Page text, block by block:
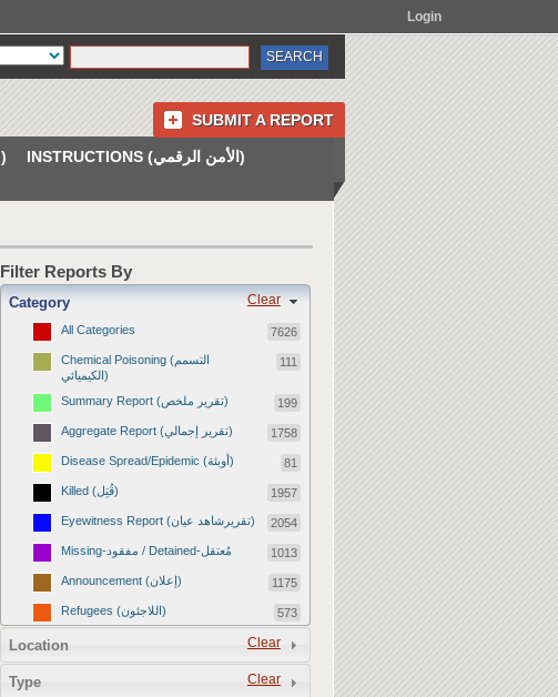
Login
SUBMIT A REPORT
ABOUT US (من نحن)
INSTRUCTIONS (الأمن الرقمي)
Filter Reports By
Clear
Category
All Categories 7626
Chemical Poisoning (التسمم
الكيميائي)
111
Summary Report (تقرير ملخص) 199
Aggregate Report (تقرير إجمالي) 1758
Disease Spread/Epidemic (أوبئة) 81
Killed (قُتِل) 1957
Eyewitness Report (تقريرشاهد عيان) 2054
Missing-مفقود / Detained-مُعتقل 1013
Announcement (إعلان) 1175
Refugees (اللاجئون) 573
1672
Clear
Location
Clear
Type